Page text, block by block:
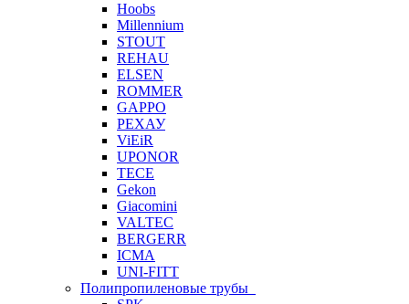
Hoobs
Millennium
STOUT
REHAU
ELSEN
ROMMER
GAPPO
РЕХАУ
ViEiR
UPONOR
TECE
Gekon
Giacomini
VALTEC
BERGERR
ICMA
UNI-FITT
Полипропиленовые трубы